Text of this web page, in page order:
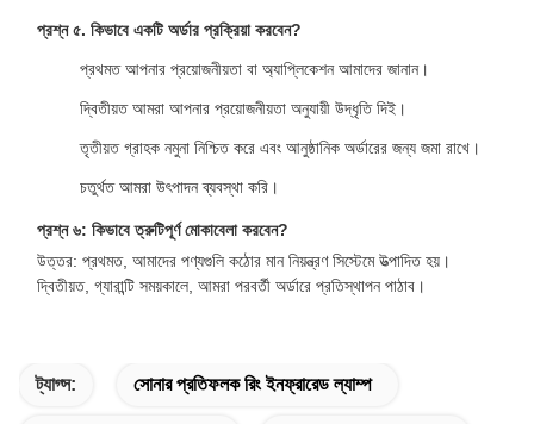
প্রশ্ন ৫. কিভাবে একটি অর্ডার প্রক্রিয়া করবেন?
প্রথমত আপনার প্রয়োজনীয়তা বা অ্যাপ্লিকেশন আমাদের জানান।
দ্বিতীয়ত আমরা আপনার প্রয়োজনীয়তা অনুযায়ী উদ্ধৃতি দিই।
তৃতীয়ত গ্রাহক নমুনা নিশ্চিত করে এবং আনুষ্ঠানিক অর্ডারের জন্য জমা রাখে।
চতুর্থত আমরা উৎপাদন ব্যবস্থা করি।
প্রশ্ন ৬: কিভাবে ত্রুটিপূর্ণ মোকাবেলা করবেন?
উত্তর: প্রথমত, আমাদের পণ্যগুলি কঠোর মান নিয়ন্ত্রণ সিস্টেমে উত্পাদিত হয়।
দ্বিতীয়ত, গ্যারান্টি সময়কালে, আমরা পরবর্তী অর্ডারে প্রতিস্থাপন পাঠাব।
ট্যাগ্স: সোনার প্রতিফলক রিং ইনফ্রারেড ল্যাম্প